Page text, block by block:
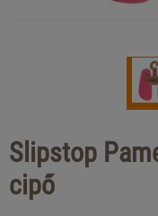
Slipstop
cipő